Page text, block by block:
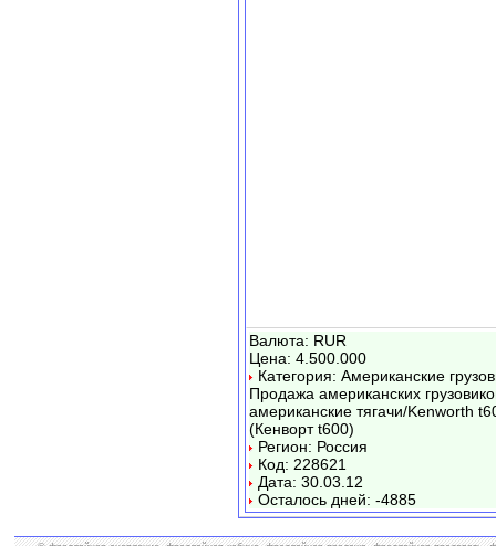
Валюта: RUR
Цена: 4.500.000
Категория: Американские
Продажа американских
американские тягачи/Kenworth
(Кенворт t600)
Регион: Россия
Код: 228621
Дата: 30.03.12
Осталось дней: -4885